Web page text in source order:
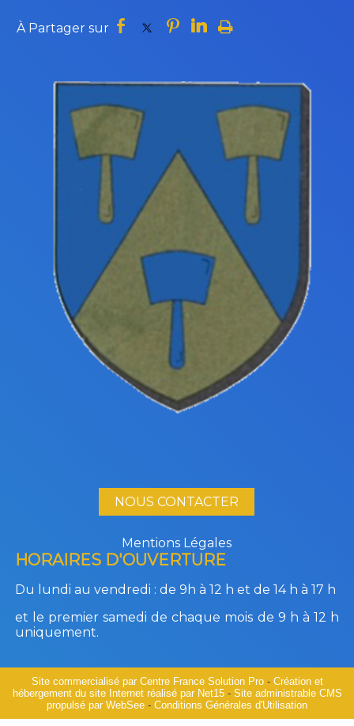
NOUS CONTACTER
Mentions Légales
HORAIRES D'OUVERTURE
Du lundi au vendredi : de 9h à 12 h et de 14 h à 17 h
et le premier samedi de chaque mois de 9 h à 12 h
uniquement.
Site commercialisé par Centre France Solution Pro- Création et
hébergement du site Internet réalisé par Net15- Site administrable CMS
propulsé par WebSee - Conditions Générales d'Utilisation